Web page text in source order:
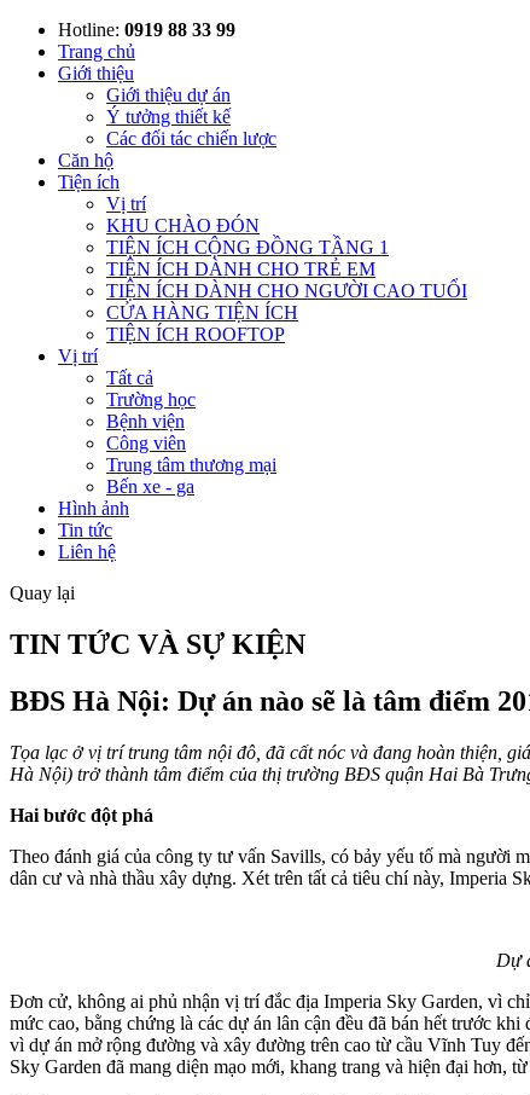
Hotline: 0919 88 33 99
Trang chủ
Giới thiệu
Giới thiệu dự án
Ý tưởng thiết kế
Các đối tác chiến lược
Căn hộ
Tiện ích
Vị trí
KHU CHÀO ĐÓN
TIỆN ÍCH CỘNG ĐỒNG TẦNG 1
TIỆN ÍCH DÀNH CHO TRẺ EM
TIỆN ÍCH DÀNH CHO NGƯỜI CAO TUỔI
CỬA HÀNG TIỆN ÍCH
TIỆN ÍCH ROOFTOP
Vị trí
Tất cả
Trường học
Bệnh viện
Công viên
Trung tâm thương mại
Bến xe - ga
Hình ảnh
Tin tức
Liên hệ
Quay lại
TIN TỨC VÀ SỰ KIỆN
BĐS Hà Nội: Dự án nào sẽ là tâm điểm
Tọa lạc ở vị trí trung tâm nội đô, đã cất nóc và đang hoàn thiện,
Hà Nội) trở thành tâm điểm của thị trường BĐS quận Hai Bà
Hai bước đột phá
Theo đánh giá của công ty tư vấn Savills, có bảy yếu tố mà người
dân cư và nhà thầu xây dựng. Xét trên tất cả tiêu chí này, Imperia
Dự
Đơn cử, không ai phủ nhận vị trí đắc địa Imperia Sky Garden, vì
mức cao, bằng chứng là các dự án lân cận đều đã bán hết trước
vì dự án mở rộng đường và xây đường trên cao từ cầu Vĩnh Tuy
Sky Garden đã mang diện mạo mới, khang trang và hiện đại hơn,